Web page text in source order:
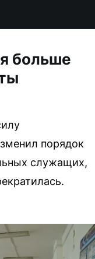
больше
порядок
служащих,